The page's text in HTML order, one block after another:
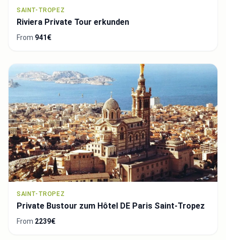
SAINT-TROPEZ
Riviera Private Tour erkunden
From 941€
SAINT-TROPEZ
Private Bustour zum Hôtel DE Paris Saint-Tropez
From 2239€